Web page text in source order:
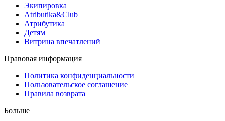
Экипировка
Atributika&Club
Атрибутика
Детям
Витрина впечатлений
Правовая информация
Политика конфиденциальности
Пользовательское соглашение
Правила возврата
Больше